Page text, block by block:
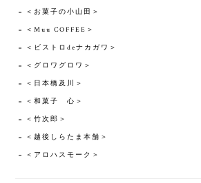
＜お菓子の小山田＞
＜Muu COFFEE＞
＜ビストロdeナカガワ＞
＜グロワグロワ＞
＜日本橋及川＞
＜和菓子 心＞
＜竹次郎＞
＜越後しらたま本舗＞
＜アロハスモーク＞